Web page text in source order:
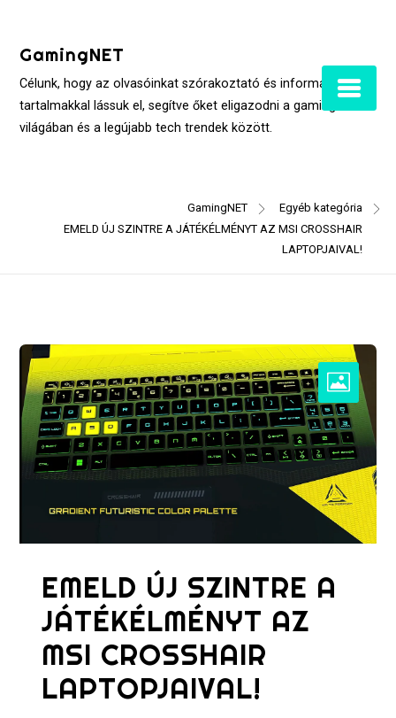
contentGamingNET
Célunk, hogy az olvasóinkat szórakoztató és informatív
tartalmakkal lássuk el, segítve őket eligazodni a gaming
világában és a legújabb tech trendek között.
GamingNET
Egyéb kategória
EMELD ÚJ SZINTRE A JÁTÉKÉLMÉNYT AZ MSI CROSSHAIR
LAPTOPJAIVAL!
EMELD ÚJ SZINTRE A
JÁTÉKÉLMÉNYT AZ
MSI CROSSHAIR
LAPTOPJAIVAL!